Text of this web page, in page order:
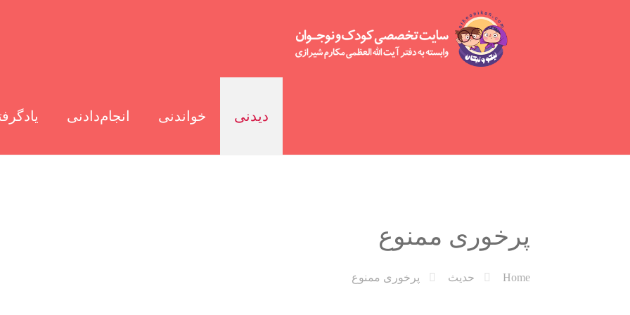
دیدنی خواندنی انجام‌دادنی
پرخوری ممنوع
Home حدیث پرخوری ممنوع